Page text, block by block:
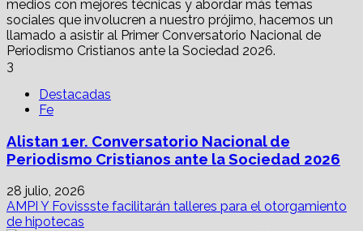
3
Destacadas
Fe
Alistan 1er. Conversatorio Nacional de
Periodismo Cristianos ante la Sociedad 2026
28 julio, 2026
AMPI Y Fovissste facilitarán talleres para el otorgamiento
de hipotecas